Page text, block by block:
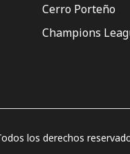
Cerro Porteño
Champions
los derechos